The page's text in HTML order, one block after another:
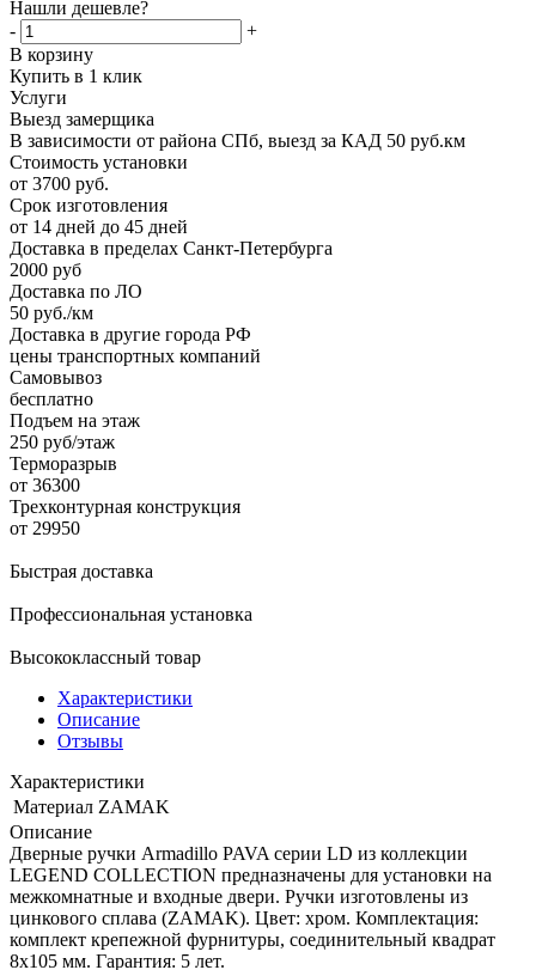
Нашли дешевле?
-
+
В корзину
Купить в 1 клик
Услуги
Выезд замерщика
В зависимости от района СПб, выезд за КАД 50 руб.км
Стоимость установки
от 3700 руб.
Срок изготовления
от 14 дней до 45 дней
Доставка в пределах Санкт-Петербурга
2000 руб
Доставка по ЛО
50 руб./км
Доставка в другие города РФ
цены транспортных компаний
Самовывоз
бесплатно
Подъем на этаж
250 руб/этаж
Терморазрыв
от 36300
Трехконтурная конструкция
от 29950
Быстрая доставка
Профессиональная установка
Высококлассный товар
Характеристики
Описание
Отзывы
Характеристики
Материал ZAMAK
Описание
Дверные ручки Armadillo PAVA серии LD из коллекции
LEGEND COLLECTION предназначены для установки на
межкомнатные и входные двери. Ручки изготовлены из
цинкового сплава (ZAMAK). Цвет: хром. Комплектация:
комплект крепежной фурнитуры, соединительный квадрат
8x105 мм. Гарантия: 5 лет.